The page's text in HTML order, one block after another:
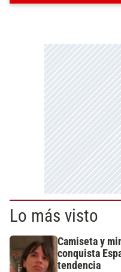
Lo más visto
Camiseta y
conquista
tendencia